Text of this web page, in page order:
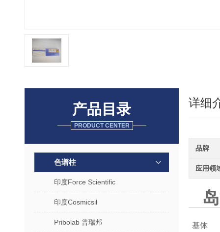
产品目录
PRODUCT CENTER
色谱柱
印度Force Scientific
印度Cosmicsil
Pribolab 普瑞邦
详细
品牌
应用领
基体